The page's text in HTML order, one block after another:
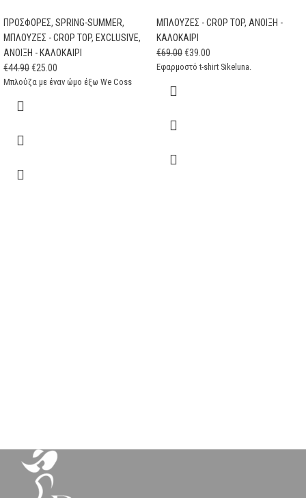
ΠΡΟΣΦΟΡΕΣ, SPRING-SUMMER,
ΜΠΛΟΥΖΕΣ - CROP TOP, EXCLUSIVE,
ΑΝΟΙΞΗ - ΚΑΛΟΚΑΙΡΙ
€44.90€25.00
Μπλούζα με έναν ώμο έξω We Coss
ΜΠΛΟΥΖΕΣ - CROP TOP, ΑΝΟΙΞΗ -
ΚΑΛΟΚΑΙΡΙ
€69.00€39.00
Εφαρμοστό t-shirt Sikeluna.